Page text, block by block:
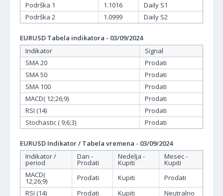
Podrška 1
1.1016
Daily S1
Podrška 2
1.0999 Daily S2
EURUSD Tabela indikatora - 03/09/2024
Indikator
Signal
SMA 20
Prodati
SMA 50
Prodati
SMA 100
Prodati
MACD( 12;26;9)
Prodati
RSI (14)
Prodati
Stochastic ( 9;6;3)
Prodati
EURUSD Indikator / Tabela vremena - 03/09/2024
Indikator /
period
Dan -
Prodati
Nedelja -
Kupiti
Mesec -
Kupiti
MACD(
12;26;9) Prodati Kupiti
Prodati
RSI (14)
Prodati Kupiti
Neutralno